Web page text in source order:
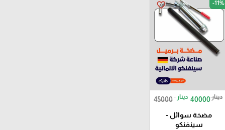
favorite_border -11%
45000 دينار40000 دينار
مضخة سوائل -
سينفنكو